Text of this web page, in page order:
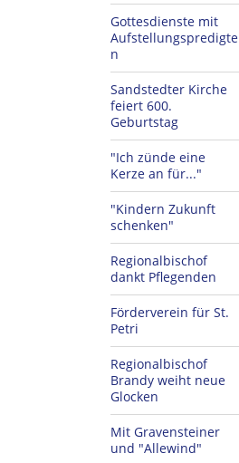
Gottesdienste mit
Aufstellungspredigte
n
Sandstedter Kirche
feiert 600.
Geburtstag
"Ich zünde eine
Kerze an für..."
"Kindern Zukunft
schenken"
Regionalbischof
dankt Pflegenden
Förderverein für St.
Petri
Regionalbischof
Brandy weiht neue
Glocken
Mit Gravensteiner
und "Allewind"